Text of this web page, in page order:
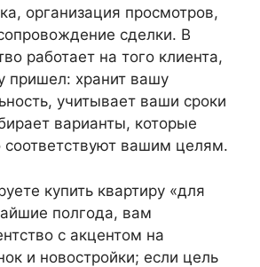
организация просмотров,
сделки. В
работает на того клиента,
пришел: хранит вашу
учитывает ваши сроки
варианты, которые
соответствуют вашим целям.
купить квартиру «для
полгода, вам
с акцентом на
и новостройки; если цель